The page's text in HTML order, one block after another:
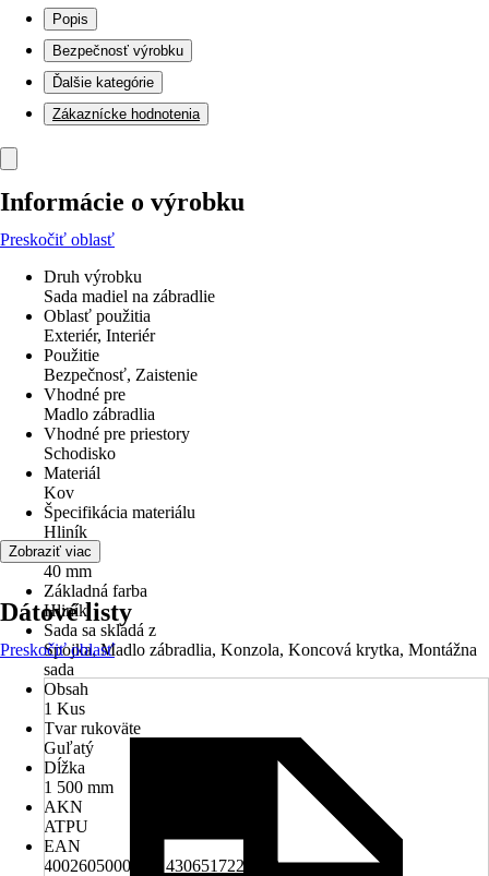
Popis
Bezpečnosť výrobku
Ďalšie kategórie
Zákaznícke hodnotenia
Informácie o výrobku
Preskočiť oblasť
Druh výrobku
Sada madiel na zábradlie
Oblasť použitia
Exteriér, Interiér
Použitie
Bezpečnosť, Zaistenie
Vhodné pre
Madlo zábradlia
Vhodné pre priestory
Schodisko
Materiál
Kov
Špecifikácia materiálu
Hliník
Priemer
40 mm
Základná farba
Hliník
Sada sa skladá z
Spojka, Madlo zábradlia, Konzola, Koncová krytka, Montážna
sada
Obsah
1 Kus
Tvar rukoväte
Guľatý
Dĺžka
1 500 mm
AKN
ATPU
EAN
4002605000474, 4306517223892
Zobraziť viac
Dátové listy
Preskočiť oblasť